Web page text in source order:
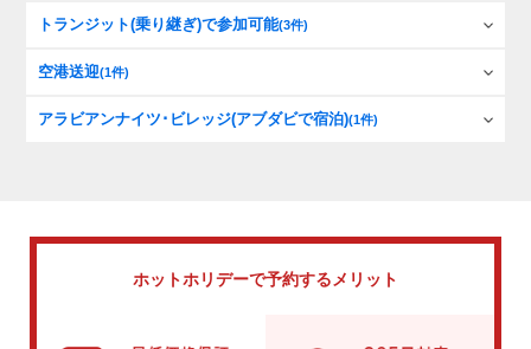
トランジット(乗り継ぎ)で参加可能(3件)
空港送迎(1件)
アラビアンナイツ･ビレッジ(アブダビで宿泊)(1件)
ホットホリデーで予約するメリット